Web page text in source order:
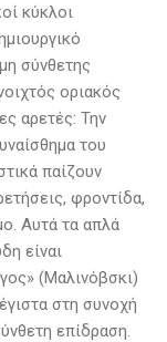
κύκλοι
σύνθετης
οριακός
αρετές: Την
του
παίζουν
φροντίδα,
Αυτά τα απλά
είναι
(Μαλινόβσκι)
στη συνοχή
επίδραση.